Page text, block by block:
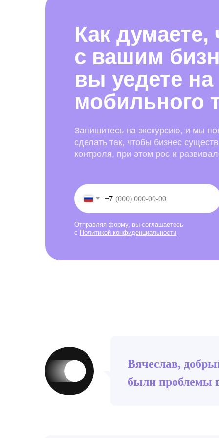
Как думаете,
с вашим
вы уедете
мобильного
Запишитесь на экскурсию, и мы
сделать так, чтобы бизнес
контроля, при этом рос и
+7
Отправляя форму, вы соглашаетесь
с Политикой конфиденциальности
Вячеслав,
были проблемы